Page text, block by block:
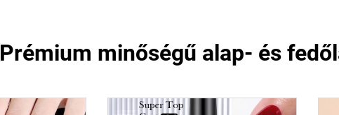
Prémium minőségű alap- és